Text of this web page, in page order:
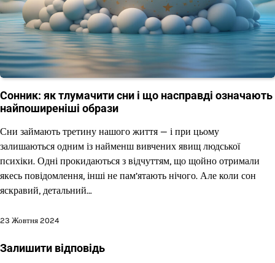
Сонник: як тлумачити сни і що насправді означають
найпоширеніші образи
Сни займають третину нашого життя — і при цьому
залишаються одним із найменш вивчених явищ людської
психіки. Одні прокидаються з відчуттям, що щойно отримали
якесь повідомлення, інші не пам’ятають нічого. Але коли сон
яскравий, детальний…
23 Жовтня 2024
Залишити відповідь